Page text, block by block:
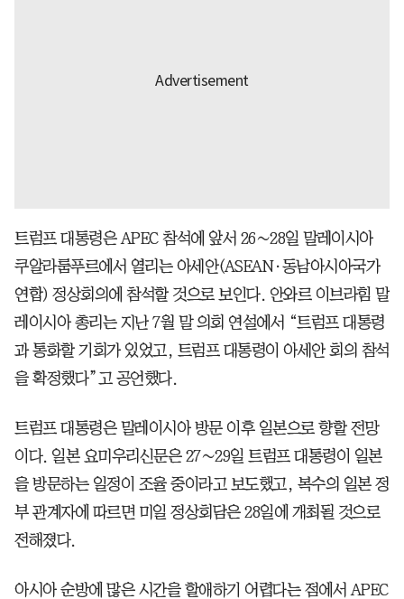
트럼프 대통령은 APEC 참석에 앞서 26∼28일 말레이시아
쿠알라룸푸르에서 열리는 아세안(ASEAN·동남아시아국가
연합) 정상회의에 참석할 것으로 보인다. 안와르 이브라힘 말
레이시아 총리는 지난 7월 말 의회 연설에서 “트럼프 대통령
과 통화할 기회가 있었고, 트럼프 대통령이 아세안 회의 참석
을 확정했다”고 공언했다.
트럼프 대통령은 말레이시아 방문 이후 일본으로 향할 전망
이다. 일본 요미우리신문은 27∼29일 트럼프 대통령이 일본
을 방문하는 일정이 조율 중이라고 보도했고, 복수의 일본 정
부 관계자에 따르면 미일 정상회담은 28일에 개최될 것으로
전해졌다.
아시아 순방에 많은 시간을 할애하기 어렵다는 점에서 APEC